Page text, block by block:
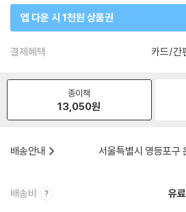
앱 다운 시 1천원 상품권
결제혜택 카드/간
종이책
13,050원
배송안내
서울특별시 영등포구
배송비 유료